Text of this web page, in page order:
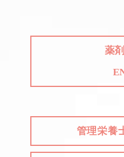
薬
管理栄養